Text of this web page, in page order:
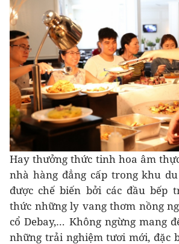
Hay thưởng thức tinh hoa âm
nhà hàng đẳng cấp trong khu
được chế biến bởi các đầu bếp
thức những ly vang thơm nồng
cổ Debay,… Không ngừng mang
những trải nghiệm tươi mới, đặc